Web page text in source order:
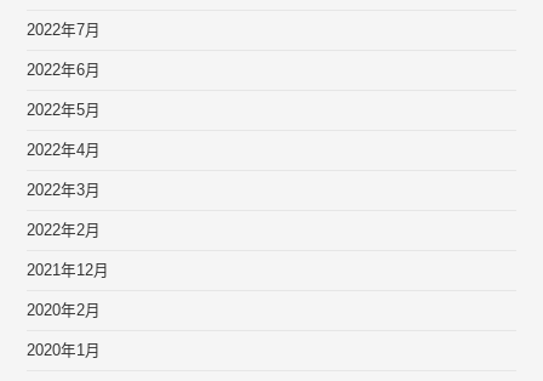
2022年7月
2022年6月
2022年5月
2022年4月
2022年3月
2022年2月
2021年12月
2020年2月
2020年1月